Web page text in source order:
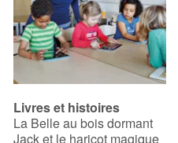
Livres et histoires
La Belle au bois dormant
Jack et le haricot magique